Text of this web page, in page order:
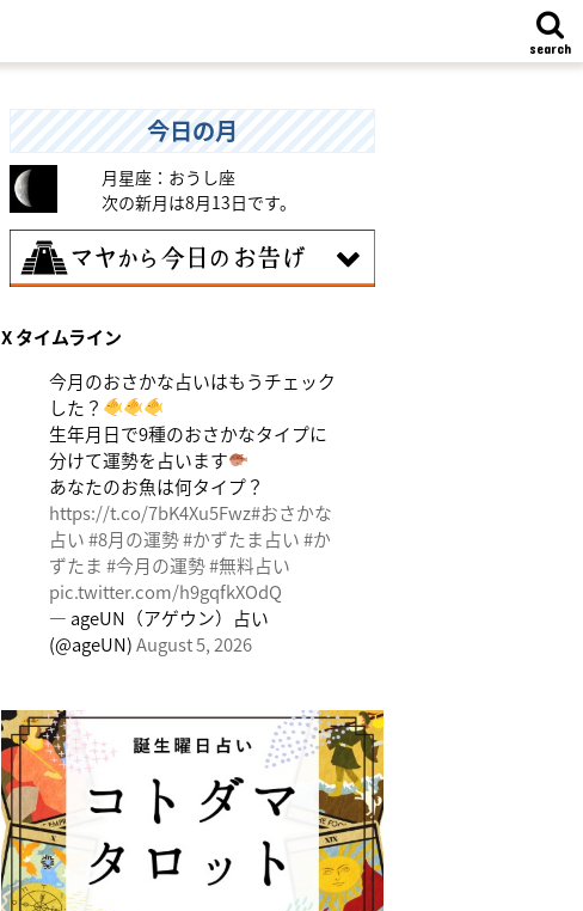
search
今日の月
月星座：おうし座
次の新月は8月13日です。
伝統や歴史的な過去のやり方・道筋を踏襲
統を乗り越えるひらめきを。
X タイムライン
今月のおさかな占いはもうチェック
した？
生年月日で9種のおさかなタイプに
分けて運勢を占います
あなたのお魚は何タイプ？
https://t.co/7bK4Xu5Fwz#おさかな
占い#8月の運勢#かずたま占い#か
ずたま #今月の運勢#無料占い
pic.twitter.com/h9gqfkXOdQ
— ageUN（アゲウン）占い
(@ageUN)August 5, 2026